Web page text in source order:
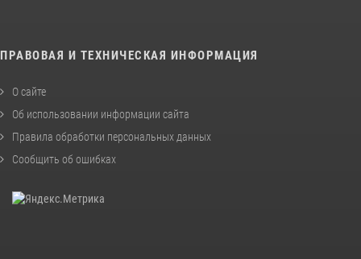
ПРАВОВАЯ И ТЕХНИЧЕСКАЯ ИНФОРМАЦИЯ
О сайте
Об использовании информации сайта
Правила обработки персональных данных
Сообщить об ошибках